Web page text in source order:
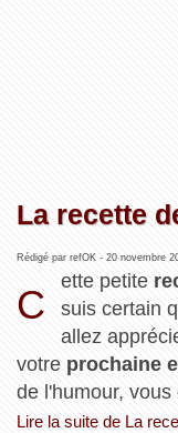
La recette
Rédigé par refOK - 20 novembre
C
ette petite
suis certain
allez
votre prochaine
de l'humour, vous
Lire la suite de La